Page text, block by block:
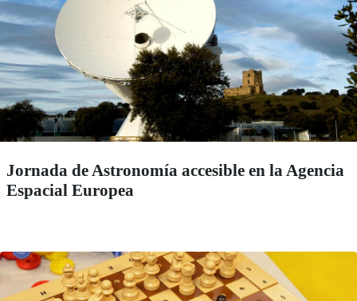
Jornada de Astronomía accesible en la Agencia
Espacial Europea